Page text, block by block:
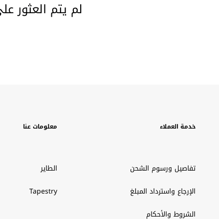
لم يتم العثور
خدمة العملاء
تفاصيل ورسوم الشحن
الإرجاع واسترداد المبلغ
الشروط والأحكام
معلومات عنا
الطاير
Tapestry